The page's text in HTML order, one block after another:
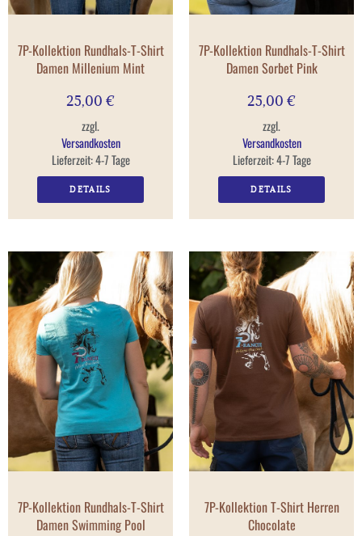
7P-Kollektion Rundhals-T-Shirt
Damen Millenium Mint
25,00 €
zzgl.
Versandkosten
Lieferzeit:4-7 Tage
DETAILS
7P-Kollektion Rundhals-T-Shirt
Damen Sorbet Pink
25,00 €
zzgl.
Versandkosten
Lieferzeit:4-7 Tage
DETAILS
7P-Kollektion Rundhals-T-Shirt
Damen Swimming Pool
7P-Kollektion T-Shirt Herren
Chocolate